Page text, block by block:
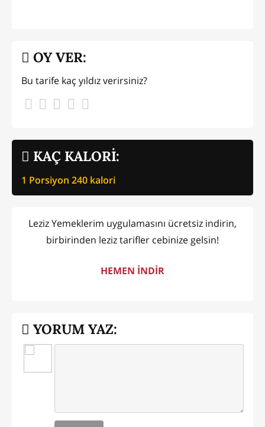
KAÇ KALORİ:
1 Porsiyon 240 kalori
OY VER:
Bu tarife kaç yıldız verirsiniz?
Leziz Yemeklerim uygulamasını ücretsiz indirin,
birbirinden leziz tarifler cebinize gelsin!
HEMEN İNDİR
YORUM YAZ: